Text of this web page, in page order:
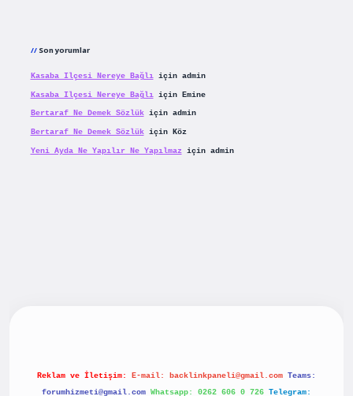
Son yorumlar
Kasaba Ilçesi Nereye Bağlıiçin admin
Kasaba Ilçesi Nereye Bağlıiçin Emine
Bertaraf Ne Demek Sözlükiçin admin
Bertaraf Ne Demek Sözlükiçin Köz
Yeni Ayda Ne Yapılır Ne Yapılmaziçin admin
Reklam ve İletişim: E-mail: backlinkpaneli@gmail.com Teams:
forumhizmeti@gmail.com Whatsapp: 0262 606 0 726 Telegram: